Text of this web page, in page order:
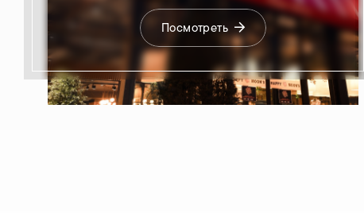
Посмотреть